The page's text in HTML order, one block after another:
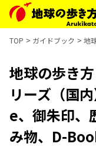
TOP ガイドブック 地
地球の歩き
リーズ（国
e、御朱印、
み物、D-